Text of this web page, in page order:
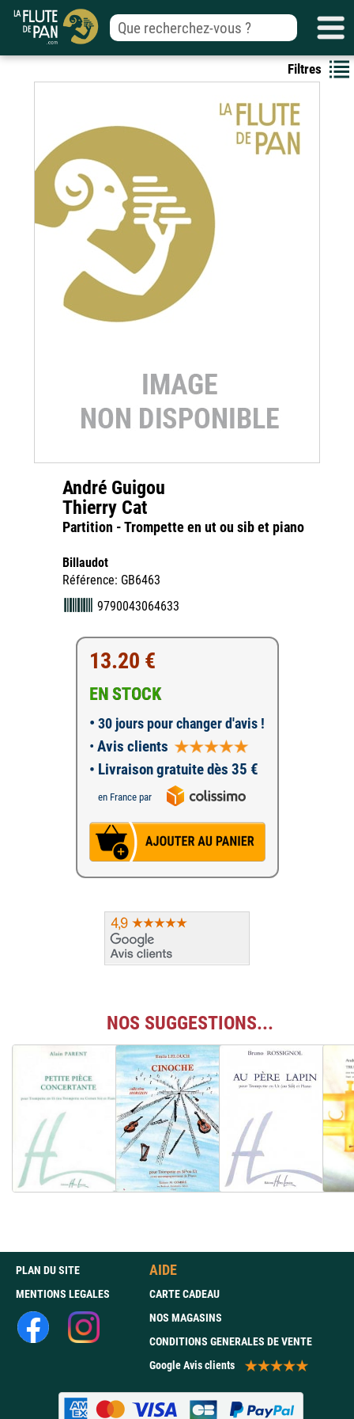
Filtres
André Guigou
Thierry Cat
Partition - Trompette en ut ou sib et piano
Billaudot
Référence: GB6463
9790043064633
13.20 €
EN STOCK
• 30 jours pour changer d'avis !
• Avis clients
• Livraison gratuite dès 35 €
en France par
NOS SUGGESTIONS...
PLAN DU SITE
MENTIONS LEGALES
AIDE
CARTE CADEAU
NOS MAGASINS
CONDITIONS GENERALES DE VENTE
Google Avis clients